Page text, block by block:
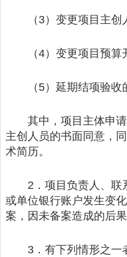
（3）变更项目主创
（4）变更项目预算
（5）延期结项验收
其中，项目主体申
主创人员的书面同意，
术简历。
2．项目负责人、联
或单位银行账户发生变
案，因未备案造成的后
3．有下列情形之一